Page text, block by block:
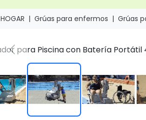
HOGAR Grúas para enfermos Grúas
Previous